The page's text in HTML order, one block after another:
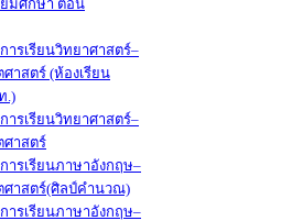
มศึกษา ตอน
ารเรียนวิทยาศาสตร์–
าสตร์ (ห้องเรียน
.)
ารเรียนวิทยาศาสตร์–
าสตร์
ารเรียนภาษาอังกฤษ–
าสตร์(ศิลป์คำนวณ)
ารเรียนภาษาอังกฤษ–